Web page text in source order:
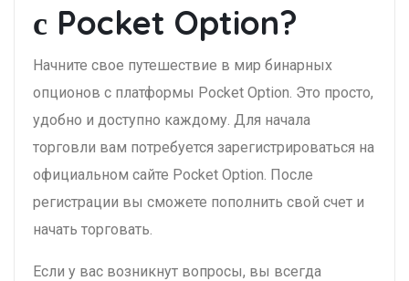
с Pocket Option?
Начните свое путешествие в мир бинарных
опционов с платформы Pocket Option. Это просто,
удобно и доступно каждому. Для начала
торговли вам потребуется зарегистрироваться на
официальном сайте Pocket Option. После
регистрации вы сможете пополнить свой счет и
начать торговать.
Если у вас возникнут вопросы, вы всегда